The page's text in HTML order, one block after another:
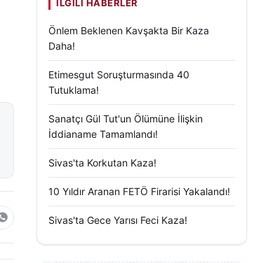
İLGILI HABERLER
Önlem Beklenen Kavşakta Bir Kaza
Daha!
Etimesgut Soruşturmasında 40
Tutuklama!
Sanatçı Gül Tut'un Ölümüne İlişkin
İddianame Tamamlandı!
Sivas'ta Korkutan Kaza!
10 Yıldır Aranan FETÖ Firarisi Yakalandı!
Sivas'ta Gece Yarısı Feci Kaza!